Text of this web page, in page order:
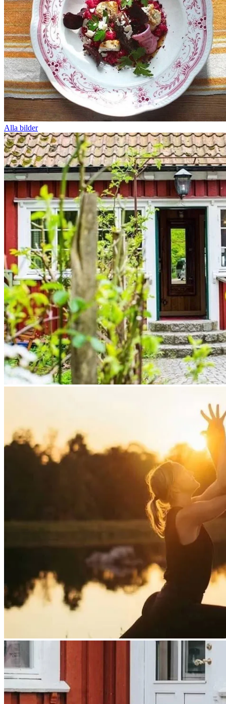
Alla bilder